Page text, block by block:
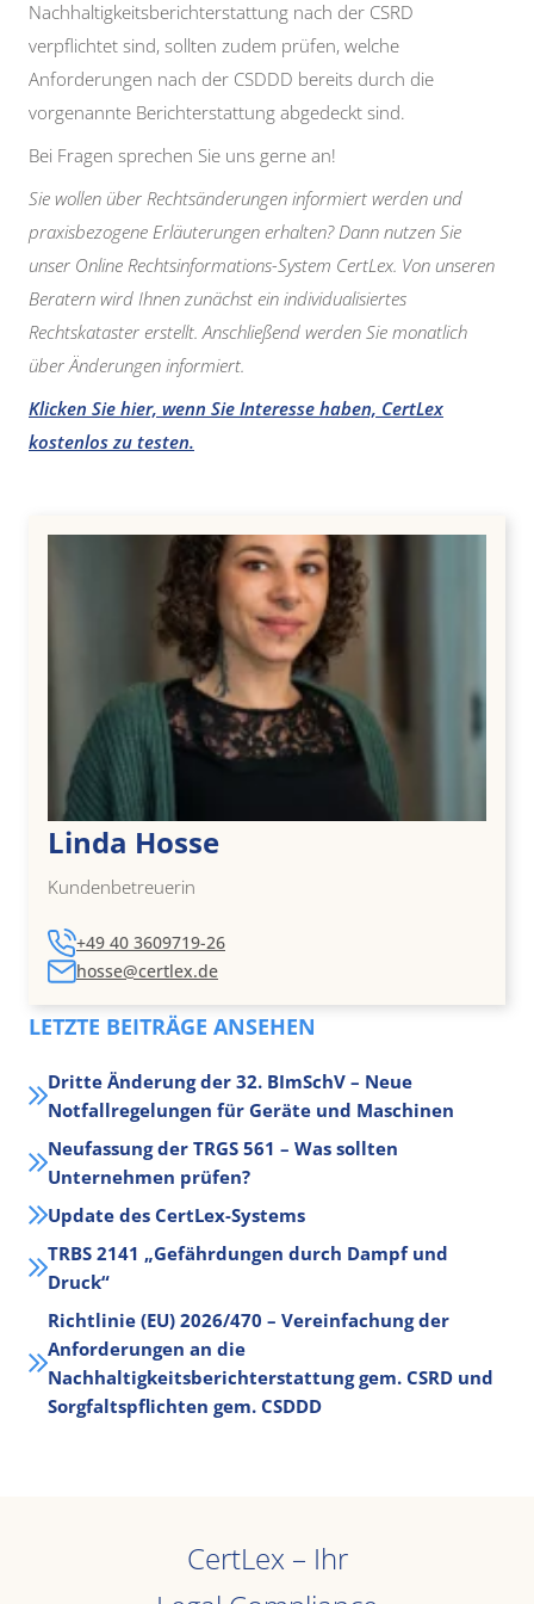
Nachhaltigkeitsberichterstattung nach der CSRD
verpflichtet sind, sollten zudem prüfen, welche
Anforderungen nach der CSDDD bereits durch die
vorgenannte Berichterstattung abgedeckt sind.
Bei Fragen sprechen Sie uns gerne an!
Sie wollen über Rechtsänderungen informiert werden und
praxisbezogene Erläuterungen erhalten? Dann nutzen Sie
unser Online Rechtsinformations-System CertLex. Von unseren
Beratern wird Ihnen zunächst ein individualisiertes
Rechtskataster erstellt. Anschließend werden Sie monatlich
über Änderungen informiert.
Klicken Sie hier, wenn Sie Interesse haben, CertLex
kostenlos zu testen.
Linda Hosse
Kundenbetreuerin
+49 40 3609719-26
hosse@certlex.de
LETZTE BEITRÄGE ANSEHEN
Dritte Änderung der 32. BImSchV – Neue
Notfallregelungen für Geräte und Maschinen
Neufassung der TRGS 561 – Was sollten
Unternehmen prüfen?
Update des CertLex-Systems
TRBS 2141 „Gefährdungen durch Dampf und
Druck“
Richtlinie (EU) 2026/470 – Vereinfachung der
Anforderungen an die
Nachhaltigkeitsberichterstattung gem. CSRD und
Sorgfaltspflichten gem. CSDDD
CertLex – Ihr